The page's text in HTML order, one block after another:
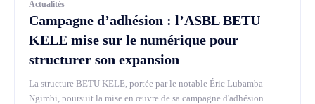
Actualités
Campagne d’adhésion : l’ASBL BETU
KELE mise sur le numérique pour
structurer son expansion
La structure BETU KELE, portée par le notable Éric Lubamba
Ngimbi, poursuit la mise en œuvre de sa campagne d'adhésion